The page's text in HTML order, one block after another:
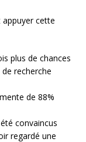
cette
plus de chances
recherche
de 88%
convaincus
regardé une